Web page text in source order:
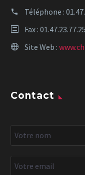
Téléphone :
Fax : 01.47.23.77.25
Site Web :
Contact